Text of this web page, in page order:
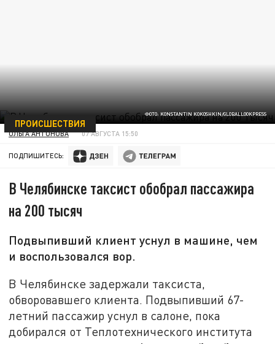
ФОТО: KONSTANTIN KOKOSHKIN/GLOBALLOOKPRESS
ПРОИСШЕСТВИЯ
ОЛЬГА АНТОНОВА 07 АВГУСТА 15:50
ПОДПИШИТЕСЬ:
В Челябинске таксист обобрал пассажира
на 200 тысяч
Подвыпивший клиент уснул в машине, чем
и воспользовался вор.
В Челябинске задержали таксиста,
обворовавшего клиента. Подвыпивший 67-
летний пассажир уснул в салоне, пока
добирался от Теплотехнического института